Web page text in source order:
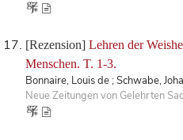
[Rezension] Lehren der
Menschen. T. 1-3.
Bonnaire, Louis de ; Schwabe,
Neue Zeitungen von Gelehrten